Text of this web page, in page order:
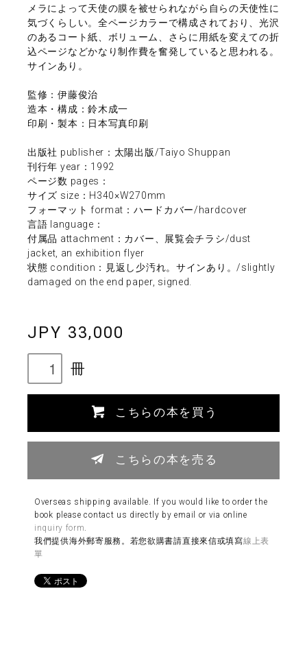
メラによって天使の膜を被せられながら自らの天使性に
気づくらしい。全ページカラーで構成されており、光沢
のあるコート紙、ボリューム、さらに用紙を変えての折
込ページなどかなり制作費を奮発していると思われる。
サインあり。
監修：伊藤俊治
造本・構成：鈴木成一
印刷・製本：日本写真印刷
出版社 publisher：太陽出版/Taiyo Shuppan
刊行年 year：1992
ページ数 pages：
サイズ size：H340×W270mm
フォーマット format：ハードカバー/hardcover
言語 language：
付属品 attachment：カバー、展覧会チラシ/dust
jacket, an exhibition flyer
状態 condition：見返し少汚れ。サインあり。/slightly
damaged on the end paper, signed.
JPY 33,000
冊
こちらの本を買う
こちらの本を売る
Overseas shipping available. If you would like to order the
book please contact us directly by email or via online
inquiry form
我們提供海外郵寄服務。若您欲購書請直接來信或填寫線上表
單